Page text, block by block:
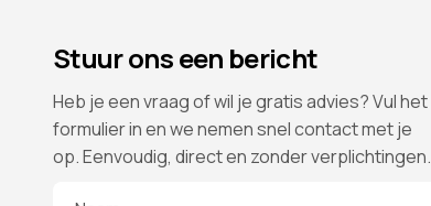
Stuur ons een bericht
Heb je een vraag of wil je gratis advies? Vul het
formulier in en we nemen snel contact met je
op. Eenvoudig, direct en zonder verplichtingen.